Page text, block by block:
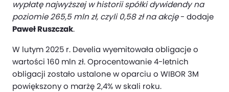
wypłatę najwyższej w historii spółki dywidendy na
poziomie 265,5 mln zł, czyli 0,58 zł na akcję- dodaje
Paweł Ruszczak.
W lutym 2025 r. Develia wyemitowała obligacje o
wartości 160 mln zł. Oprocentowanie 4-letnich
obligacji zostało ustalone w oparciu o WIBOR 3M
powiększony o marżę 2,4% w skali roku.